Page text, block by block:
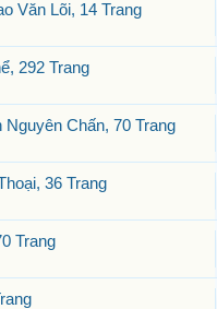
Văn Lõi, 14 Trang
292 Trang
Chấn, 70 Trang
36 Trang
Trang